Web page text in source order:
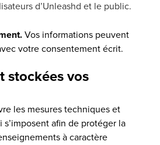
d’Unleashd et le public.
Vos informations peuvent
votre consentement écrit.
stockées vos
les mesures techniques et
afin de protéger la
à caractère